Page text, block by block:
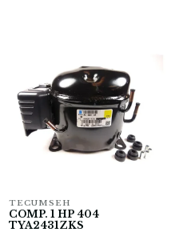
TECUMSEH
COMP. 1 HP 404
TYA2431ZKS